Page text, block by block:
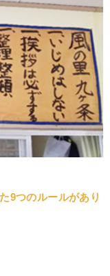
9つのルールがあり